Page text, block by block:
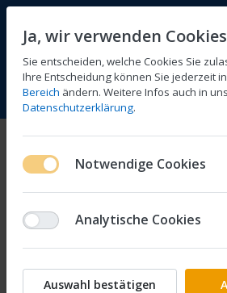
Menü Anmelden Vergleichen
Ja, wir verwenden Cookies
Sie entscheiden, welche Cookies Sie
Ihre Entscheidung können Sie jederzeit
Bereich ändern. Weitere Infos auch in
Datenschutzerklärung.
Notwendige Cookies
Analytische Cookies
Auswahl bestätigen